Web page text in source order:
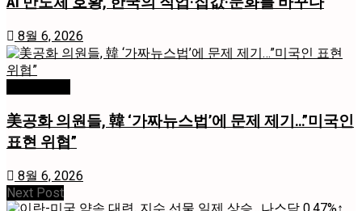
8월 6, 2026
美공화 의원들, 韓 ‘가짜뉴스법’에 문제 제기…”미국인
표현 위협”
8월 6, 2026
Next Post